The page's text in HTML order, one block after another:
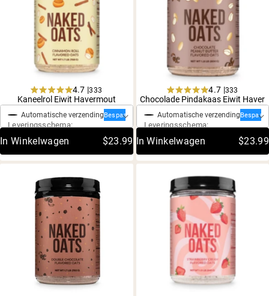
Rated
4.7
out
of
stars
4.7 |333
Kaneelrol Eiwit Havermout
Eenmalige aankoop
Automatische verzendingBespaar 20%
Leveringsschema:
In Winkelwagen $23.99
Rated
4.7
out
of
stars
4.7 |333
Chocolade Pindakaas Eiwit Haver
Eenmalige aankoop
Automatische verzendingBespaar
Leveringsschema:
In Winkelwagen $23.99